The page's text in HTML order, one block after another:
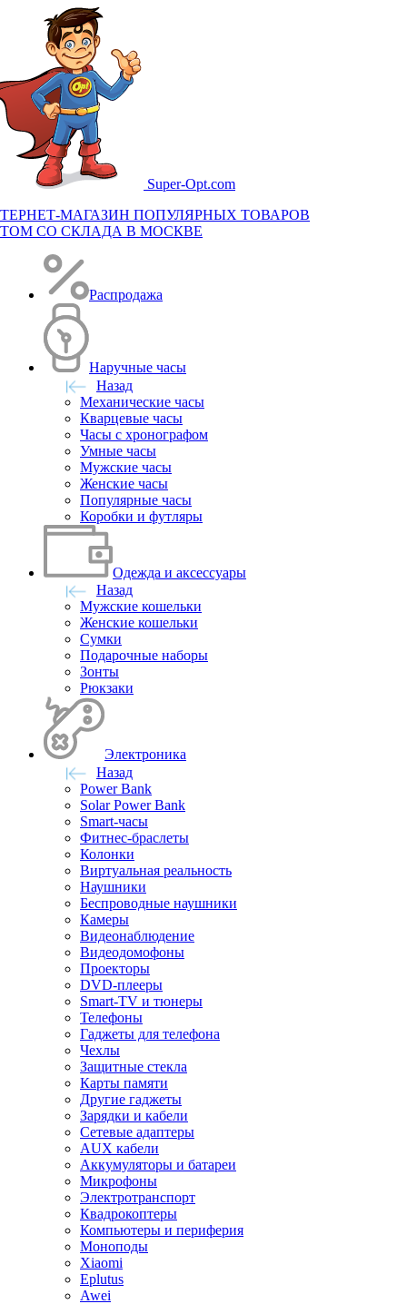
Super-Opt.com
МАГАЗИН ПОПУЛЯРНЫХ ТОВАРОВ
СО СКЛАДА В МОСКВЕ
Распродажа
Наручные часы
Назад
Механические часы
Кварцевые часы
Часы с хронографом
Умные часы
Мужские часы
Женские часы
Популярные часы
Коробки и футляры
Одежда и аксессуары
Назад
Мужские кошельки
Женские кошельки
Сумки
Подарочные наборы
Зонты
Рюкзаки
Электроника
Назад
Power Bank
Solar Power Bank
Smart-часы
Фитнес-браслеты
Колонки
Виртуальная реальность
Наушники
Беспроводные наушники
Камеры
Видеонаблюдение
Видеодомофоны
Проекторы
DVD-плееры
Smart-TV и тюнеры
Телефоны
Гаджеты для телефона
Чехлы
Защитные стекла
Карты памяти
Другие гаджеты
Зарядки и кабели
Сетевые адаптеры
AUX кабели
Аккумуляторы и батареи
Микрофоны
Электротранспорт
Квадрокоптеры
Компьютеры и периферия
Моноподы
Xiaomi
Eplutus
Awei